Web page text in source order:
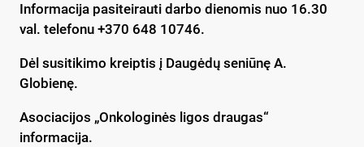
Informacija pasiteirauti darbo dienomis nuo 16.30
val. telefonu +370 648 10746.
Dėl susitikimo kreiptis į Daugėdų seniūnę A.
Globienę.
Asociacijos „Onkologinės ligos draugas“
informacija.